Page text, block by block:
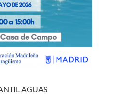
AGUAS